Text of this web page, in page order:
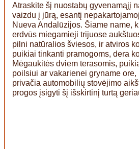
Atraskite šį nuostabų gyvenamąjį
vaizdu į jūrą, esantį
Nueva Andalūzijos. Šiame name,
erdvūs miegamieji trijuose
pilni natūralios šviesos, ir atviros
puikiai tinkanti pramogoms, dera
Mėgaukitės dviem terasomis,
poilsiui ar vakarienei gryname
privačia automobilių stovėjimo
progos įsigyti šį išskirtinį turtą